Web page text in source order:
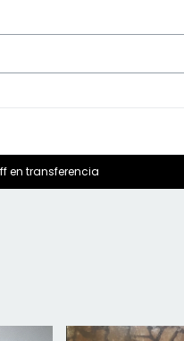
en transferencia